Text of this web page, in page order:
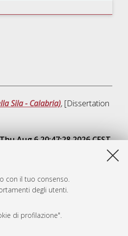
con il tuo consenso.
degli utenti.
di profilazione".
Sila - Calabria), [Dissertation
Thu Aug 6 20:47:28 2026 CEST.